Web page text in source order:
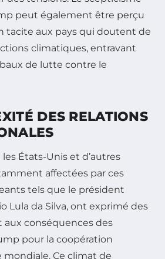
peut également être perçu
tacite aux pays qui doutent de
climatiques, entravant
de lutte contre le
DES RELATIONS
États-Unis et d’autres
affectées par ces
tels que le président
Lula da Silva, ont exprimé des
conséquences des
pour la coopération
Ce climat de